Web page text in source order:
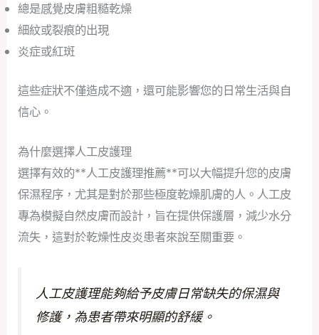
總是感覺皮膚粗糙乾燥
細紋或裂痕的出現
炎症或紅斑
這些症狀不僅造成不適，還可能影響您的日常生活與自
信心。
為什麼選擇人工皮護理
選擇有效的**人工皮護理推薦**可以大幅提升您的皮膚
保濕程序，尤其是對於那些極度乾燥肌膚的人。人工皮
專為模擬自然皮膚而設計，旨在提供保護層，減少水分
流失，這對於乾燥性皮炎患者來說至關重要。
人工皮護理能夠給予皮膚日常缺失的保濕與
修護，為患者帶來明顯的舒緩。